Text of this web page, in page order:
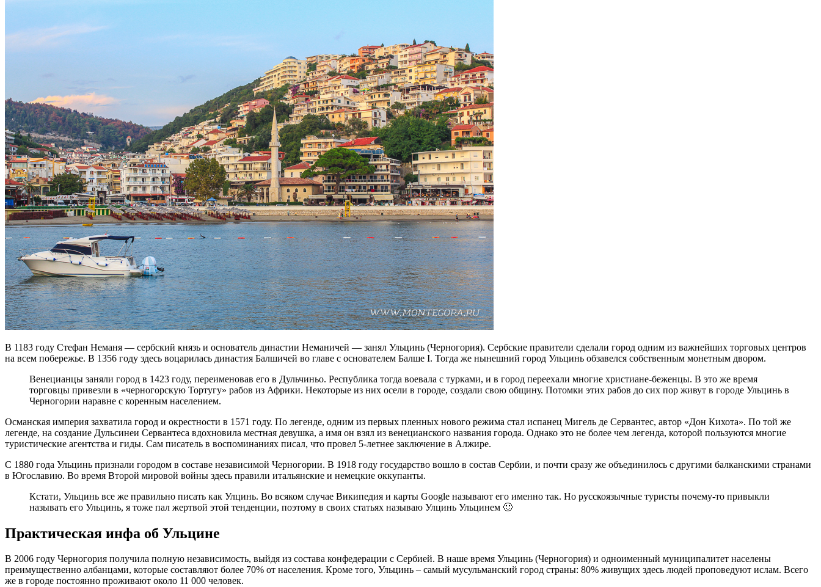
В 1183 году Стефан Неманя — сербский князь и основатель династии Неманичей — занял Ульцинь (Черногория). Сербские правители сделали город одним из важнейших торговых центров
на всем побережье. В 1356 году здесь воцарилась династия Балшичей во главе с основателем Балше I. Тогда же нынешний город Ульцинь обзавелся собственным монетным двором.
Венецианцы заняли город в 1423 году, переименовав его в Дульчиньо. Республика тогда воевала с турками, и в город переехали многие христиане-беженцы. В это же время
торговцы привезли в «черногорскую Тортугу» рабов из Африки. Некоторые из них осели в городе, создали свою общину. Потомки этих рабов до сих пор живут в городе Ульцинь в
Черногории наравне с коренным населением.
Османская империя захватила город и окрестности в 1571 году. По легенде, одним из первых пленных нового режима стал испанец Мигель де Сервантес, автор «Дон Кихота». По той же
легенде, на создание Дульсинеи Сервантеса вдохновила местная девушка, а имя он взял из венецианского названия города. Однако это не более чем легенда, которой пользуются многие
туристические агентства и гиды. Сам писатель в воспоминаниях писал, что провел 5-летнее заключение в Алжире.
С 1880 года Ульцинь признали городом в составе независимой Черногории. В 1918 году государство вошло в состав Сербии, и почти сразу же объединилось с другими балканскими странами
в Югославию. Во время Второй мировой войны здесь правили итальянские и немецкие оккупанты.
Кстати, Ульцинь все же правильно писать как Улцинь. Во всяком случае Википедия и карты Google называют его именно так. Но русскоязычные туристы почему-то привыкли
называть его Ульцинь, я тоже пал жертвой этой тенденции, поэтому в своих статьях называю Улцинь Ульцинем 🙂
Практическая инфа об Ульцине
В 2006 году Черногория получила полную независимость, выйдя из состава конфедерации с Сербией. В наше время Ульцинь (Черногория) и одноименный муниципалитет населены
преимущественно албанцами, которые составляют более 70% от населения. Кроме того, Ульцинь – самый мусульманский город страны: 80% живущих здесь людей проповедуют ислам. Всего
же в городе постоянно проживают около 11 000 человек.